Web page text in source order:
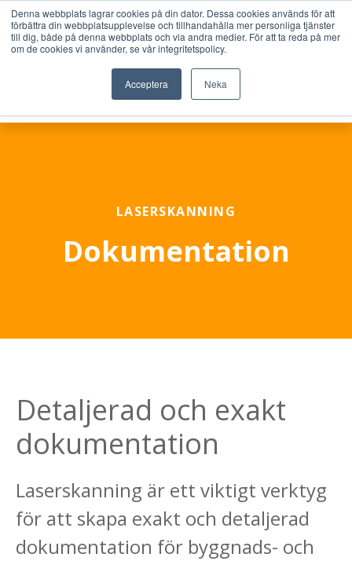
Denna webbplats lagrar cookies på din dator. Dessa cookies används för att
förbättra din webbplatsupplevelse och tillhandahålla mer personliga tjänster
till dig, både på denna webbplats och via andra medier. För att ta reda på mer
om de cookies vi använder, se vår integritetspolicy.
Acceptera Neka
LASERSKANNING
Dokumentation
Detaljerad och exakt
dokumentation
Laserskanning är ett viktigt verktyg
för att skapa exakt och detaljerad
dokumentation för byggnads- och